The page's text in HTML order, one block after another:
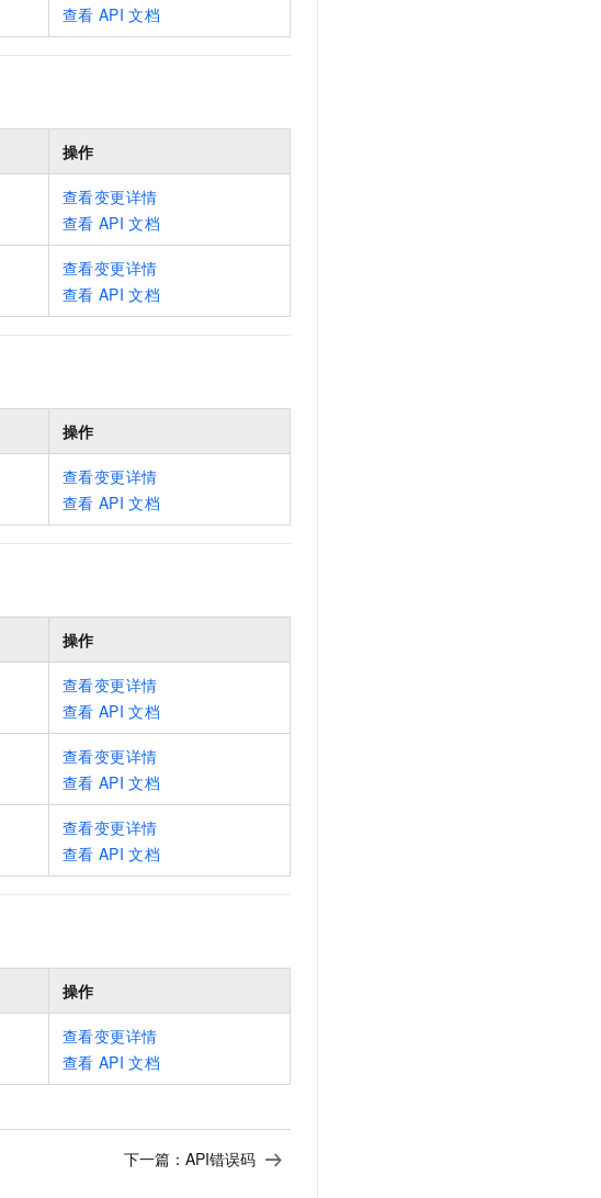
查看 API 文档
操作
查看变更详情
查看 API 文档
查看变更详情
查看 API 文档
操作
查看变更详情
查看 API 文档
操作
查看变更详情
查看 API 文档
查看变更详情
查看 API 文档
查看变更详情
查看 API 文档
操作
查看变更详情
查看 API 文档
下一篇： API错误码